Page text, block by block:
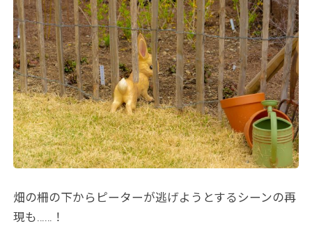
畑の柵の下からピーターが逃げようとするシーンの再
現も……！